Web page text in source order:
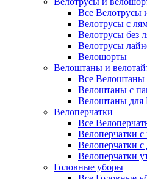
Все Велотрусы
Велотрусы с
Велотрусы без
Велотрусы
Велошорты
Велоштаны и
Все Велоштаны
Велоштаны с
Велоштаны
Велоперчатки
Все
Велоперчатки
Велоперчатки
Велоперчатки
Головные уборы